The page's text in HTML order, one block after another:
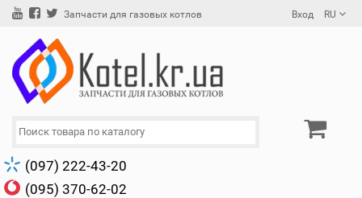
Запчасти для газовых котлов Вход RU
(097) 222-43-20
(095) 370-62-02